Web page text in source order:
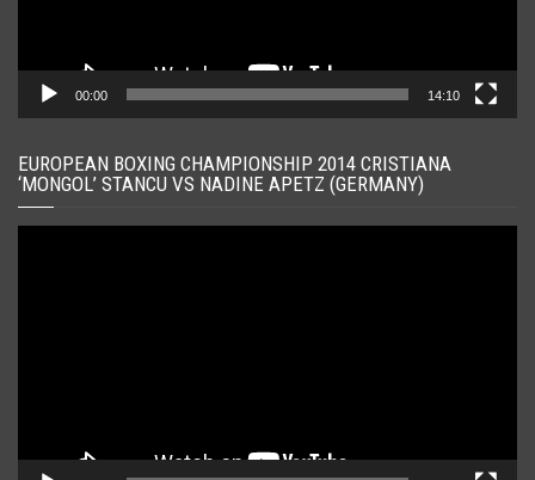
00:00 14:10
EUROPEAN BOXING CHAMPIONSHIP 2014 CRISTIANA
‘MONGOL’ STANCU VS NADINE APETZ (GERMANY)